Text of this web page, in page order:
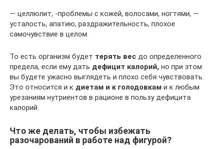
— целлюлит, -проблемы с кожей, волосами, ногтями, —
усталость, апатию, раздражительность, плохое
самочувствие в целом.
То есть организм будет терять вес до определенного
предела, если ему дать дефицит калорий, но при этом
вы будете ужасно выглядеть и плохо себя чувствовать.
Это относится и к диетам и к голодовкам и к любым
урезаниям нутриентов в рационе в пользу дефицита
калорий.
Что же делать, чтобы избежать
разочарований в работе над фигурой?